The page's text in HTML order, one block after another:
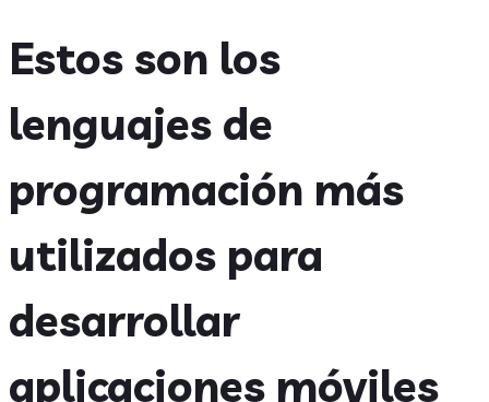
Estos son los
lenguajes de
programación más
utilizados para
desarrollar
aplicaciones móviles